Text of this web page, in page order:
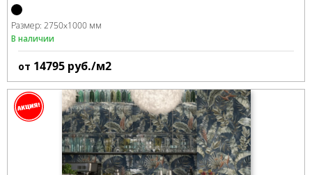
Размер: 2750x1000 мм
В наличии
от 14795 руб./м2